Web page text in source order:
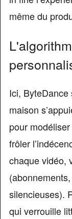
même du
Ici, ByteDance
maison
pour
frôler
chaque vidéo,
silencieuses).
qui verrouille